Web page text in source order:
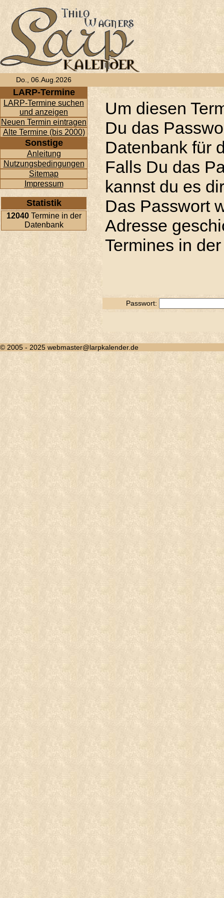
Do., 06.Aug.2026
LARP-Termine
LARP-Termine suchen
und anzeigen
Neuen Termin eintragen
Alte Termine (bis 2000)
Sonstige
Anleitung
Nutzungsbedingungen
Sitemap
Impressum
Statistik
12040Termine in der
Datenbank
Um diesen
Du das
Datenbank für
Falls Du das
kannst du es
Das Passwort
Adresse
Termines in
Passwort:
© 2005 - 2025 webmaster@larpkalender.de